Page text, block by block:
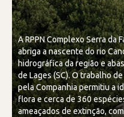
A RPPN Complexo Serra da
abriga a nascente do rio
hidrográfica da região e
de Lages (SC). O trabalho
pela Companhia permitiu a
flora e cerca de 360
ameaçados de extinção,